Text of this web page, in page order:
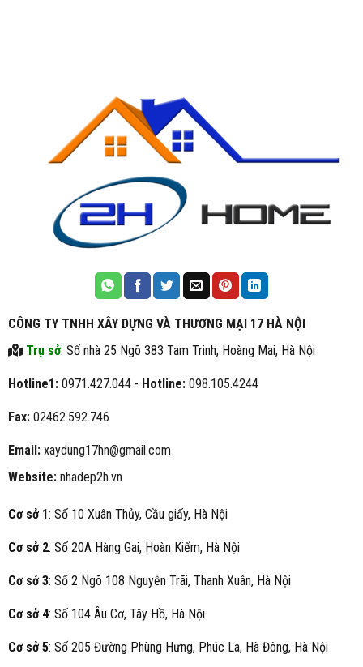
CÔNG TY TNHH XÂY DỰNG VÀ THƯƠNG MẠI 17 HÀ NỘI
Trụ sở: Số nhà 25 Ngõ 383 Tam Trinh, Hoàng Mai, Hà Nội
Hotline1:0971.427.044 - Hotline:098.105.4244
Fax:02462.592.746
Email:xaydung17hn@gmail.com
Website:nhadep2h.vn
Cơ sở 1: Số 10 Xuân Thủy, Cầu giấy, Hà Nội
Cơ sở 2: Số 20A Hàng Gai, Hoàn Kiếm, Hà Nội
Cơ sở 3: Số 2 Ngõ 108 Nguyễn Trãi, Thanh Xuân, Hà Nội
Cơ sở 4: Số 104 Âu Cơ, Tây Hồ, Hà Nội
Cơ sở 5: Số 205 Đường Phùng Hưng, Phúc La, Hà Đông, Hà Nội